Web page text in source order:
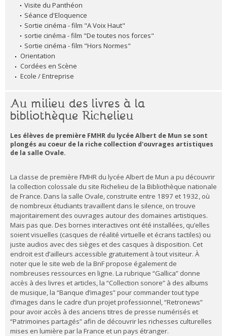
Visite du Panthéon
Séance d'Eloquence
Sortie cinéma - film "A Voix Haut"
sortie cinéma - film "De toutes nos forces"
Sortie cinéma - film "Hors Normes"
Orientation
Cordées en Scène
Ecole / Entreprise
Au milieu des livres à la
bibliothèque Richelieu
Les élèves de première FMHR du lycée Albert de Mun se sont
plongés au coeur de la riche collection d'ouvrages artistiques
de la salle Ovale.
La classe de première FMHR du lycée Albert de Mun a pu découvrir
la collection colossale du site Richelieu de la Bibliothèque nationale
de France. Dans la salle Ovale, construite entre 1897 et 1932, où
de nombreux étudiants travaillent dans le silence, on trouve
majoritairement des ouvrages autour des domaines artistiques.
Mais pas que. Des bornes interactives ont été installées, qu’elles
soient visuelles (casques de réalité virtuelle et écrans tactiles) ou
juste audios avec des sièges et des casques à disposition. Cet
endroit est d’ailleurs accessible gratuitement à tout visiteur. À
noter que le site web de la BnF propose également de
nombreuses ressources en ligne. La rubrique “Gallica” donne
accès à des livres et articles, la “Collection sonore” à des albums
de musique, la “Banque d’images” pour commander tout type
d’images dans le cadre d’un projet professionnel, “Retronews”
pour avoir accès à des anciens titres de presse numérisés et
“Patrimoines partagés” afin de découvrir les richesses culturelles
mises en lumière par la France et un pays étranger.